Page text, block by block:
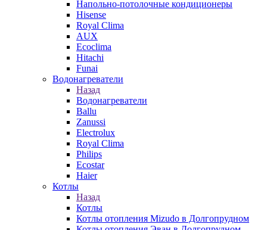
Напольно-потолочные кондиционеры
Hisense
Royal Clima
AUX
Ecoclima
Hitachi
Funai
Водонагреватели
Назад
Водонагреватели
Ballu
Zanussi
Electrolux
Royal Clima
Philips
Ecostar
Haier
Котлы
Назад
Котлы
Котлы отопления Mizudo в Долгопрудном